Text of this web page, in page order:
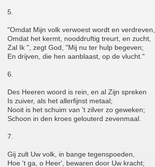
5.
"Omdat Mijn volk verwoest wordt en verdreven,
Omdat het kermt, nooddruftig treurt, en zucht,
Zal Ik ", zegt God, "Mij nu ter hulp begeven;
En drijven, die hen aanblaast, op de vlucht."
6.
Des Heeren woord is rein, en al Zijn spreken
Is zuiver, als het allerfijnst metaal;
Nooit is het schuim van 't zilver zo geweken;
Schoon in den kroes gelouterd zevenmaal.
7.
Gij zult Uw volk, in bange tegenspoeden,
Hoe 't ga, o Heer', bewaren door Uw kracht;